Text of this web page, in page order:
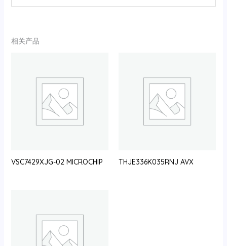
相关产品
VSC7429XJG-02 MICROCHIP THJE336K035RNJ AVX